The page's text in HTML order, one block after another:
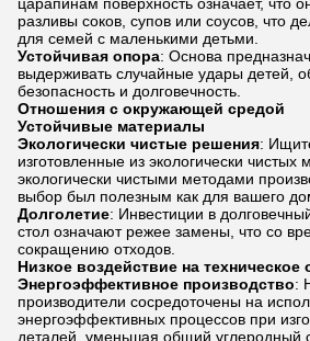
разливы соков, супов или соусов, что
для семей с маленькими детьми.
Устойчивая опора: Основа
выдерживать случайные удары детей,
безопасность и долговечность.
Отношения с окружающей средой
Устойчивые материалы
Экологически чистые решения:
изготовленные из экологически чистых
экологически чистыми методами
выбор был полезным как для вашего
Долголетие: Инвестиции в
стол означают режее замены, что со
сокращению отходов.
Низкое воздействие на
Энергоэффективное производство:
производители сосредоточены на
энергоэффективных процессов при
деталей, уменьшая общий углеродный